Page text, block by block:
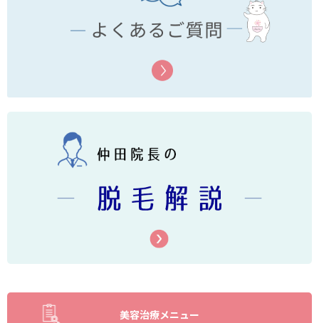
美容治療メニュー